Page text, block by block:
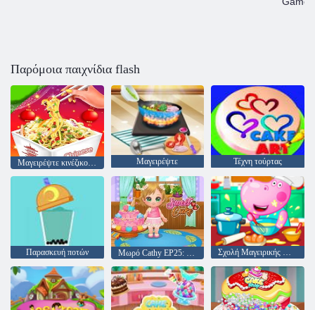
Παρόμοια παιχνίδια flash
Μαγειρέψτε κινέζικο φαγητό Μαγειρέψτε Τέχνη τούρτας
Παρασκευή ποτών Σχολή Μαγειρικής Hippo